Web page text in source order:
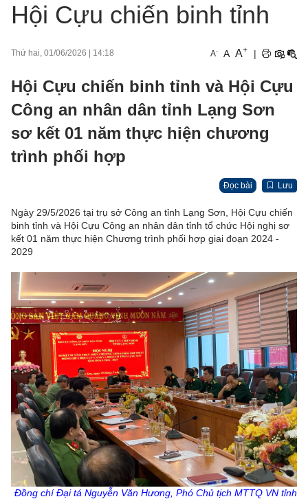
Hội Cựu chiến binh tỉnh
Thứ hai, 01/06/2026 14:18 A- A A+ |
Hội Cựu chiến binh tỉnh và Hội Cựu
Công an nhân dân tỉnh Lạng Sơn
sơ kết 01 năm thực hiện chương
trình phối hợp
Đọc bài Lưu
Ngày 29/5/2026 tại trụ sở Công an tỉnh Lạng Sơn, Hội Cựu chiến
binh tỉnh và Hội Cựu Công an nhân dân tỉnh tổ chức Hội nghị sơ
kết 01 năm thực hiện Chương trình phối hợp giai đoạn 2024 -
2029
Đồng chí Đại tá Nguyễn Văn Hương, Phó Chủ tịch MTTQ VN tỉnh